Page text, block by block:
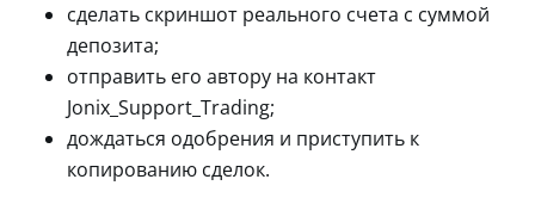
сделать скриншот реального счета с суммой
депозита;
отправить его автору на контакт
Jonix_Support_Trading;
дождаться одобрения и приступить к
копированию сделок.